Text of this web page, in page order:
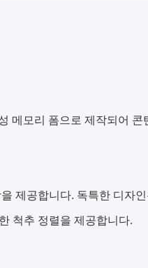
메모리 폼으로 제작되어 콘
제공합니다. 독특한 디자
척추 정렬을 제공합니다.